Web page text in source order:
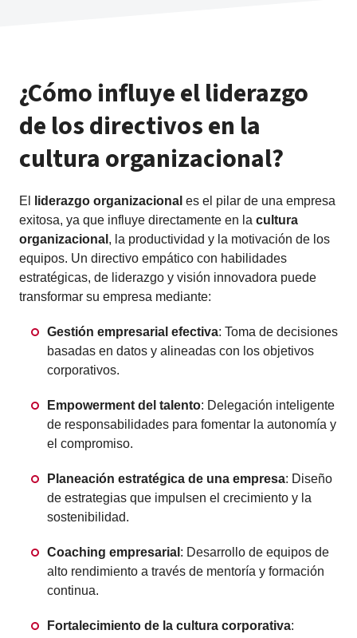
¿Cómo influye el liderazgo
de los directivos en la
cultura organizacional?
El liderazgo organizacional es el pilar de una empresa
exitosa, ya que influye directamente en la cultura
organizacional , la productividad y la motivación de los
equipos. Un directivo empático con habilidades
estratégicas, de liderazgo y visión innovadora puede
transformar su empresa mediante:
Gestión empresarial efectiva: Toma de decisiones
basadas en datos y alineadas con los objetivos
corporativos.
Empowerment del talento: Delegación inteligente
de responsabilidades para fomentar la autonomía y
el compromiso.
Planeación estratégica de una empresa: Diseño
de estrategias que impulsen el crecimiento y la
sostenibilidad.
Coaching empresarial : Desarrollo de equipos de
alto rendimiento a través de mentoría y formación
continua.
Fortalecimiento de la cultura corporativa: